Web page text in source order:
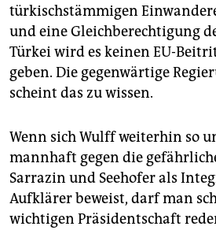
türkischstämmigen
und eine Gleichberechtigung
Türkei wird es keinen EU-
geben. Die gegenwärtige
scheint das zu wissen.
Wenn sich Wulff weiterhin so
mannhaft gegen die
Sarrazin und Seehofer als
Aufklärer beweist, darf man
wichtigen Präsidentschaft